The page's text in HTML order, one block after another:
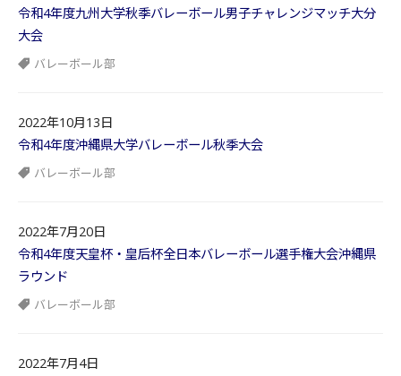
令和4年度九州大学秋季バレーボール男子チャレンジマッチ大分
大会
バレーボール部
2022年10月13日
令和4年度沖縄県大学バレーボール秋季大会
バレーボール部
2022年7月20日
令和4年度天皇杯・皇后杯全日本バレーボール選手権大会沖縄県
ラウンド
バレーボール部
2022年7月4日